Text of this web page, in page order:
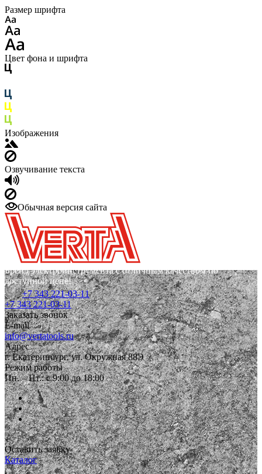
Размер шрифта
Цвет фона и шрифта
Изображения
Озвучивание текста
Обычная версия сайта
Бренд электроинструмента с отличным качеством по
доступной цене!
+7 343 221-03-11
+7 343 221-03-11
Заказать звонок
E-mail
info@vertatools.ru
Адрес
г. Екатеринбург, ул. Окружная 88Э
Режим работы
Пн. – Пт.: с 9:00 до 18:00
Оставить заявку
Каталог